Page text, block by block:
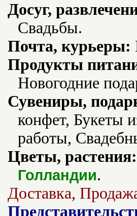
Досуг,
Свадьбы.
Почта, курьеры:
Продукты
Новогодние
Сувениры,
конфет, Букеты
работы,
Цветы, растения:
Голландии.
Доставка,